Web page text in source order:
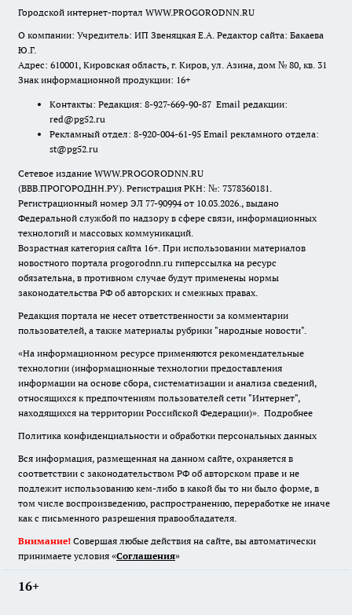
Городской интернет-портал WWW.PROGORODNN.RU
О компании: Учредитель: ИП Звеняцкая Е.А. Редактор сайта: Бакаева
Ю.Г.
Адрес: 610001, Кировская область, г. Киров, ул. Азина, дом № 80, кв. 31
Знак информационной продукции: 16+
Контакты: Редакция: 8-927-669-90-87 Email редакции:
red@pg52.ru
Рекламный отдел: 8-920-004-61-95 Email рекламного отдела:
st@pg52.ru
Сетевое издание WWW.PROGORODNN.RU
(ВВВ.ПРОГОРОДНН.РУ). Регистрация РКН: №: 7378360181.
Регистрационный номер ЭЛ 77-90994 от 10.03.2026., выдано
Федеральной службой по надзору в сфере связи, информационных
технологий и массовых коммуникаций.
Возрастная категория сайта 16+. При использовании материалов
новостного портала progorodnn.ru гиперссылка на ресурс
обязательна, в противном случае будут применены нормы
законодательства РФ об авторских и смежных правах.
Редакция портала не несет ответственности за комментарии
пользователей, а также материалы рубрики "народные новости".
«На информационном ресурсе применяются рекомендательные
технологии (информационные технологии предоставления
информации на основе сбора, систематизации и анализа сведений,
относящихся к предпочтениям пользователей сети "Интернет",
находящихся на территории Российской Федерации)». Подробнее
Политика конфиденциальности и обработки персональных данных
Вся информация, размещенная на данном сайте, охраняется в
соответствии с законодательством РФ об авторском праве и не
подлежит использованию кем-либо в какой бы то ни было форме, в
том числе воспроизведению, распространению, переработке не иначе
как с письменного разрешения правообладателя.
Внимание! Совершая любые действия на сайте, вы автоматически
принимаете условия «Cоглашения»
16+